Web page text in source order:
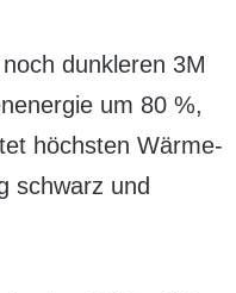
dunkleren 3M
um 80 %,
höchsten Wärme-
schwarz und